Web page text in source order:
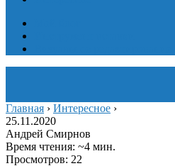
Главная › Интересное ›
25.11.2020
Андрей Смирнов
Время чтения: ~4 мин.
Просмотров: 22